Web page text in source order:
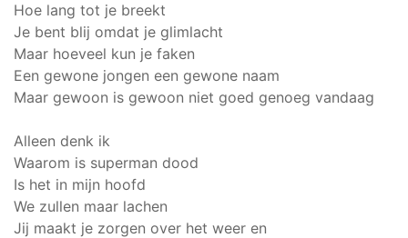
Hoe lang tot je breekt
Je bent blij omdat je glimlacht
Maar hoeveel kun je faken
Een gewone jongen een gewone naam
Maar gewoon is gewoon niet goed genoeg vandaag
Alleen denk ik
Waarom is superman dood
Is het in mijn hoofd
We zullen maar lachen
Jij maakt je zorgen over het weer en